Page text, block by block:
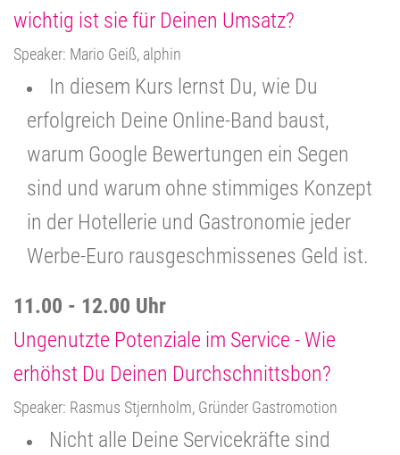
wichtig ist sie für Deinen Umsatz?
Speaker: Mario Geiß, alphin
In diesem Kurs lernst Du, wie Du
erfolgreich Deine Online-Band baust,
warum Google Bewertungen ein Segen
sind und warum ohne stimmiges Konzept
in der Hotellerie und Gastronomie jeder
Werbe-Euro rausgeschmissenes Geld ist.
11.00 - 12.00 Uhr
Ungenutzte Potenziale im Service - Wie
erhöhst Du Deinen Durchschnittsbon?
Speaker: Rasmus Stjernholm, Gründer Gastromotion
Nicht alle Deine Servicekräfte sind